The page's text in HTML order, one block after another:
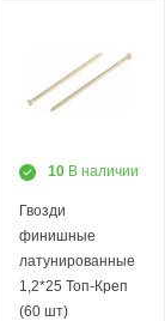
10 В наличии
Гвозди
финишные
латунированные
1,2*25 Топ-Креп
(60 шт)